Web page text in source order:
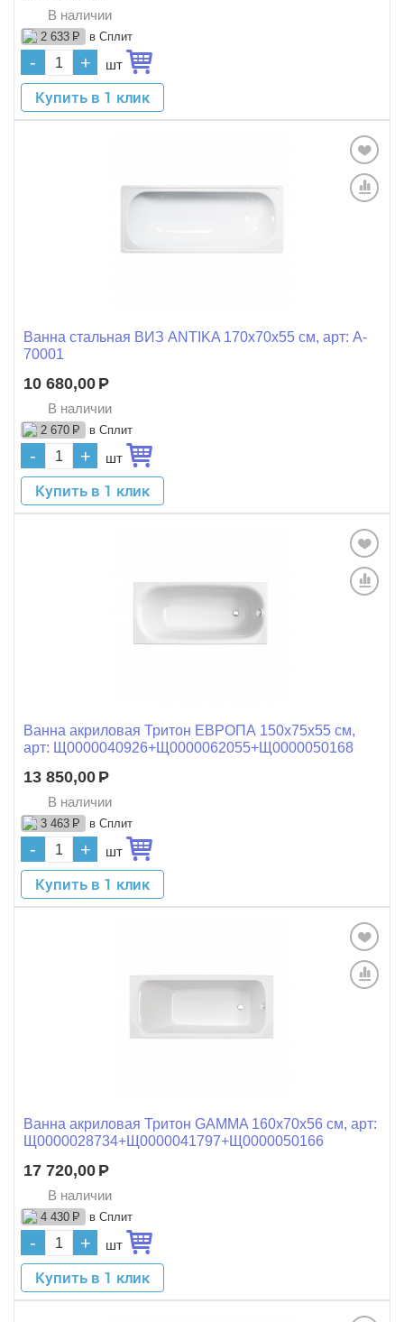
В наличии
2 633 Р в Сплит
- + шт
Купить в 1 клик
Ванна стальная ВИЗ ANTIKA 170x70x55 см, арт: A-
70001
10 680,00 Р
В наличии
2 670 Р в Сплит
- + шт
Купить в 1 клик
Ванна акриловая Тритон ЕВРОПА 150x75x55 см,
арт: Щ0000040926+Щ0000062055+Щ0000050168
13 850,00 Р
В наличии
3 463 Р в Сплит
- + шт
Купить в 1 клик
Ванна акриловая Тритон GAMMA 160x70x56 см, арт:
Щ0000028734+Щ0000041797+Щ0000050166
17 720,00 Р
В наличии
4 430 Р в Сплит
- + шт
Купить в 1 клик